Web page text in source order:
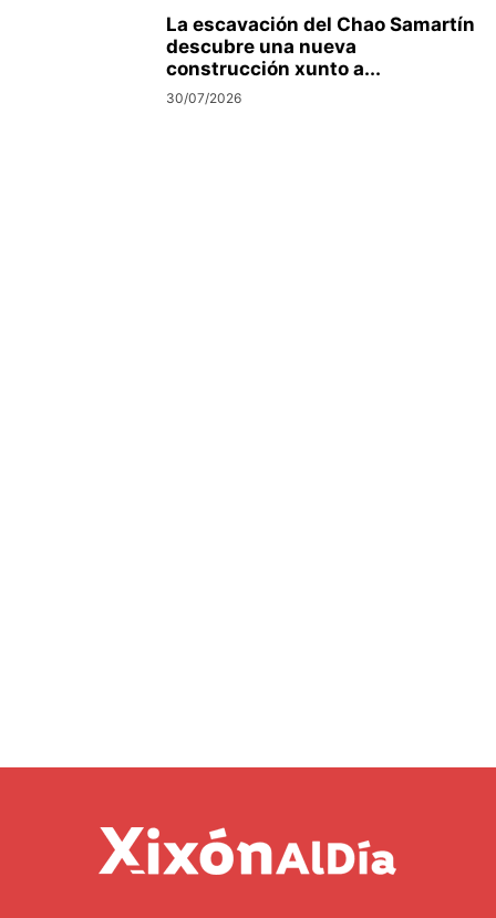
La escavación del Chao Samartín
descubre una nueva
construcción xunto a...
30/07/2026